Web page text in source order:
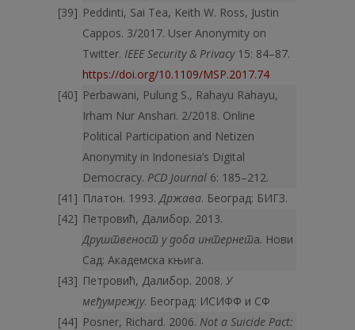
Peddinti, Sai Tea, Keith W. Ross, Justin
Cappos. 3/2017. User Anonymity on
Twitter. IEEE Security & Privacy15: 84–87.
https://doi.org/10.1109/MSP.2017.74
Perbawani, Pulung S., Rahayu Rahayu,
Irham Nur Anshari. 2/2018. Online
Political Participation and Netizen
Anonymity in Indonesia’s Digital
Democracy. PCD Journal 6: 185–212.
Платон. 1993.Држава. Београд: БИГЗ.
Петровић, Далибор. 2013.
Друштвеност у доба интернета. Нови
Сад: Академска књига.
Петровић, Далибор. 2008. У
међумрежју. Београд: ИСИФФ и СФ
Posner, Richard. 2006. Not a Suicide Pact: